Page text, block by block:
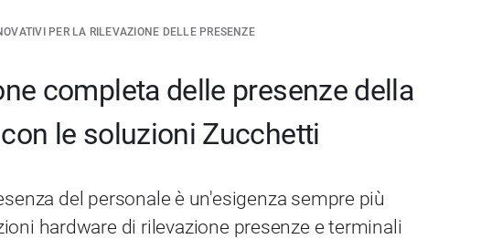
PER LA RILEVAZIONE DELLE PRESENZE
completa delle presenze della
le soluzioni Zucchetti
del personale è un'esigenza sempre più
hardware di rilevazione presenze e terminali